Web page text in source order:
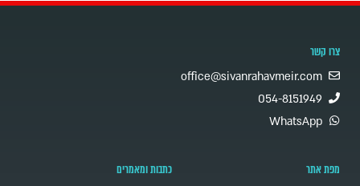
צרו קשר
office@sivanrahavmeir.com
054-8151949
WhatsApp
מפת אתר
כתבות ומאמרים